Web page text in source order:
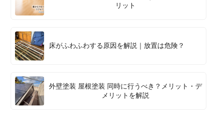
リット
床がふわふわする原因を解説｜放置は危険？
外壁塗装 屋根塗装 同時に行うべき？メリット・デ
メリットを解説